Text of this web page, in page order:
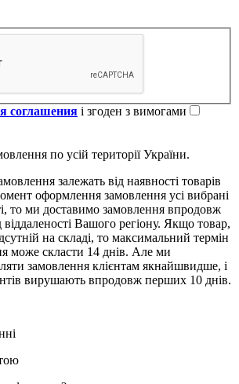
соглашения і згоден з вимогами
по усій території України.
залежать від наявності товарів
оформлення замовлення усі вибрані
то ми доставимо замовлення впродовж
віддаленості Вашого регіону. Якщо товар,
на складі, то максимальний термін
може скласти 14 днів. Але ми
замовлення клієнтам якнайшвидше, і
вирушають впродовж перших 10 днів.